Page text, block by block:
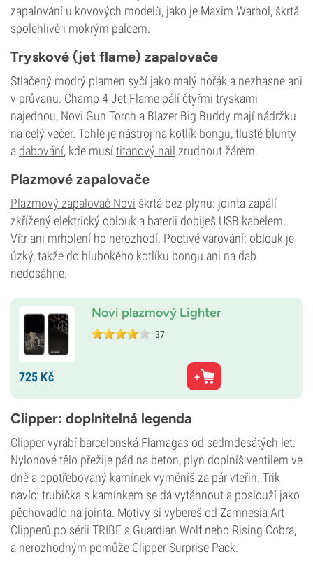
zapalování u kovových modelů, jako je Maxim Warhol, škrtá
spolehlivě i mokrým palcem.
Tryskové (jet flame) zapalovače
Stlačený modrý plamen syčí jako malý hořák a nezhasne ani
v průvanu. Champ 4 Jet Flame pálí čtyřmi tryskami
najednou, Novi Gun Torch a Blazer Big Buddy mají nádržku
na celý večer. Tohle je nástroj na kotlík bongu, tlusté blunty
a dabování, kde musítitanový nail zrudnout žárem.
Plazmové zapalovače
Plazmový zapalovač Novi škrtá bez plynu: jointa zapálí
zkřížený elektrický oblouk a baterii dobiješ USB kabelem.
Vítr ani mrholení ho nerozhodí. Poctivé varování: oblouk je
úzký, takže do hlubokého kotlíku bongu ani na dab
nedosáhne.
Novi plazmový Lighter
37
725 Kč
Clipper: doplnitelná legenda
Clippervyrábí barcelonská Flamagas od sedmdesátých let.
Nylonové tělo přežije pád na beton, plyn doplníš ventilem ve
dně a opotřebovaný kamínek vyměníš za pár vteřin. Trik
navíc: trubička s kamínkem se dá vytáhnout a poslouží jako
pěchovadlo na jointa. Motivy si vybereš od Zamnesia Art
Clipperů po sérii TRIBE s Guardian Wolf nebo Rising Cobra,
a nerozhodným pomůže Clipper Surprise Pack.